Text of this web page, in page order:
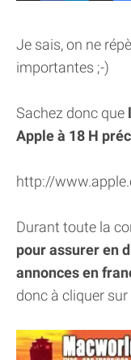
Je sais, on ne
importantes ;-)
Sachez donc que
Apple à 18 H
http://
Durant toute la
pour assurer en
annonces en
donc à cliquer